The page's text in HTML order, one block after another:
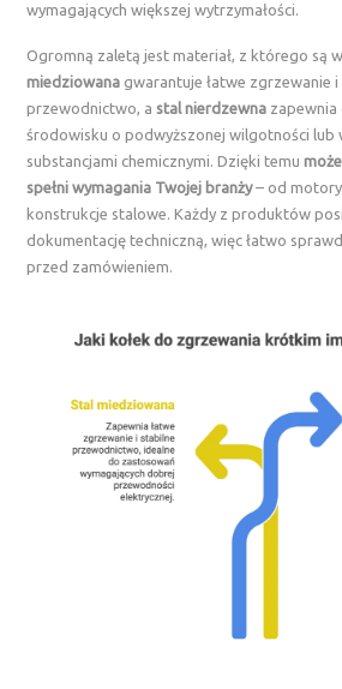
wymagających większej wytrzymałości.
Ogromną zaletą jest materiał, z którego są
miedziowana gwarantuje łatwe zgrzewanie i
przewodnictwo, a stal nierdzewna
środowisku o podwyższonej wilgotności lub
substancjami chemicznymi. Dzięki temu
spełni wymagania Twojej branży– od
konstrukcje stalowe. Każdy z produktów
dokumentację techniczną, więc łatwo
przed zamówieniem.